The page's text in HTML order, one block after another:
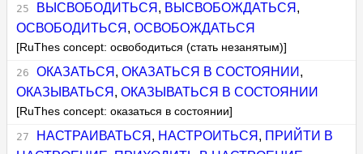
ВЫСВОБОДИТЬСЯ , ВЫСВОБОЖДАТЬСЯ ,
ОСВОБОДИТЬСЯ ,ОСВОБОЖДАТЬСЯ
[RuThes concept: освободиться (стать незанятым)]
ОКАЗАТЬСЯ , ОКАЗАТЬСЯ В СОСТОЯНИИ ,
ОКАЗЫВАТЬСЯ ,ОКАЗЫВАТЬСЯ В СОСТОЯНИИ
[RuThes concept: оказаться в состоянии]
НАСТРАИВАТЬСЯ , НАСТРОИТЬСЯ , ПРИЙТИ В